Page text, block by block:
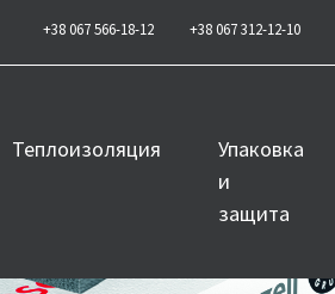
+38 067 566-18-12 +38 067 312-12-10
Теплоизоляция
Упаковка
и
защита